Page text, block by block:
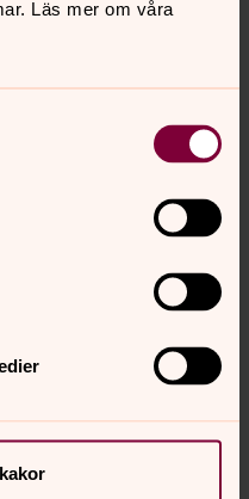
Läs mer om våra
på sidans